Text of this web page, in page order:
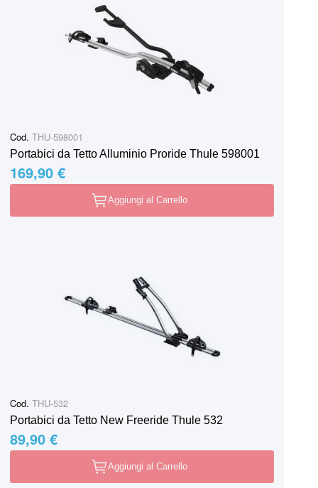
Cod. THU-598001
Portabici da Tetto Alluminio Proride Thule 598001
169,90 €
Aggiungi al Carrello
Cod. THU-532
Portabici da Tetto New Freeride Thule 532
89,90 €
Aggiungi al Carrello